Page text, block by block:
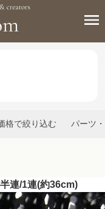
格で絞り込む パーツ
連/1連(約36cm)